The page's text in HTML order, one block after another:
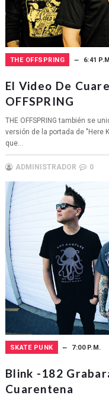
THE OFFSPRING 6:41
El Video De
OFFSPRING
THE OFFSPRING también se
versión de la portada de "Here
que...
ADMINISTRADOR 0
SKATE PUNK 7:00 P.M.
Blink -182
Cuarentena